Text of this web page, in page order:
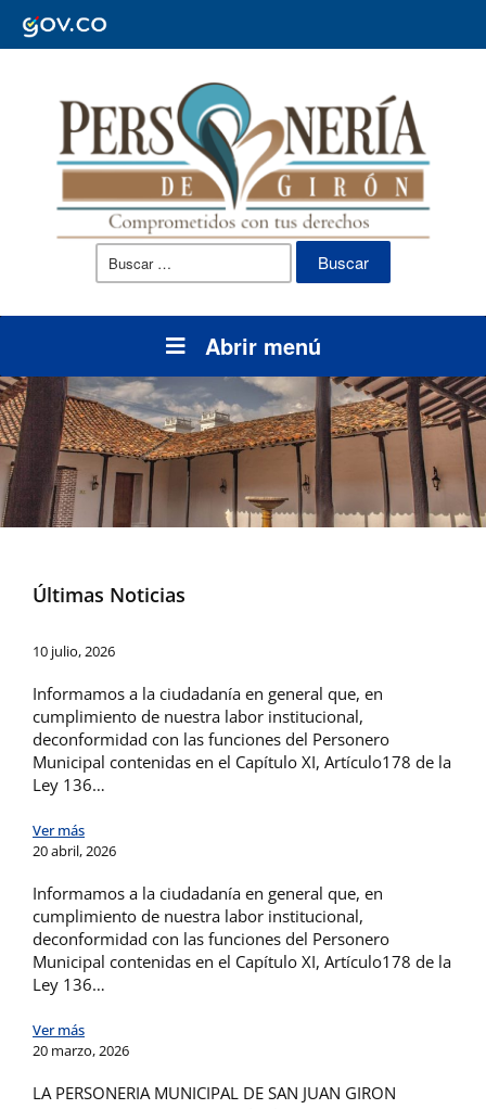
Buscar:
Abrir menú
Últimas Noticias
10 julio, 2026
Informamos a la ciudadanía en general que, en
cumplimiento de nuestra labor institucional,
deconformidad con las funciones del Personero
Municipal contenidas en el Capítulo XI, Artículo178 de la
Ley 136…
Ver más
20 abril, 2026
Informamos a la ciudadanía en general que, en
cumplimiento de nuestra labor institucional,
deconformidad con las funciones del Personero
Municipal contenidas en el Capítulo XI, Artículo178 de la
Ley 136…
Ver más
20 marzo, 2026
LA PERSONERIA MUNICIPAL DE SAN JUAN GIRON